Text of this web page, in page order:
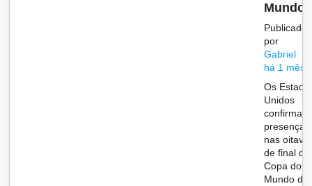
Publicado
por
Gabriel
há 1 mês
Os
Unidos
presença
nas
de final da
Copa do
Mundo de